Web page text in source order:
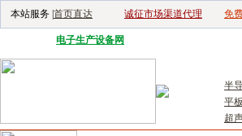
本站服务 | 首页直达 诚征市场渠道代理 免
电子生产设备网
半
平
超